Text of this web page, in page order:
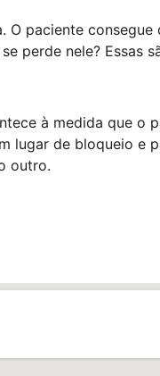
paciente consegue
perde nele? Essas
à medida que o
lugar de bloqueio e
outro.